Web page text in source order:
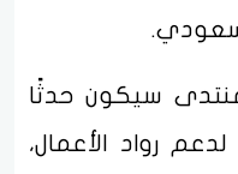
سيكون حدثًا
رواد الأعمال،